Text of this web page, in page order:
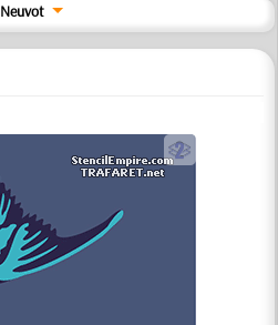
Neuvot
b